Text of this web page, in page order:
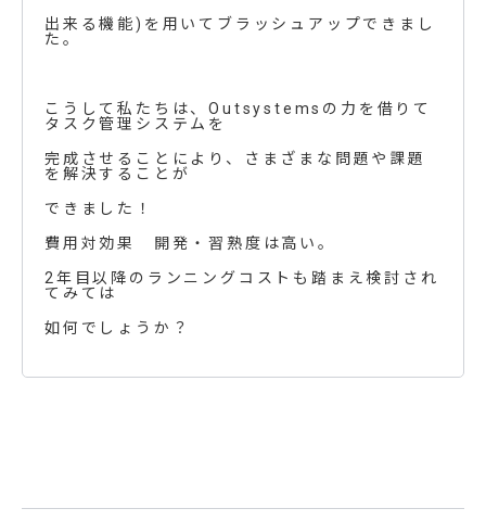
出来る機能)を用いてブラッシュアップできまし
た。
こうして私たちは、Outsystemsの力を借りて
タスク管理システムを
完成させることにより、さまざまな問題や課題
を解決することが
できました！
費用対効果 開発・習熟度は高い。
2年目以降のランニングコストも踏まえ検討され
てみては
如何でしょうか？